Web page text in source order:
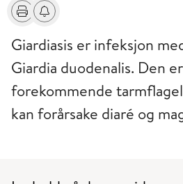
Skriv utFå varsel om endringer
Giardiasis er infeksjon
Giardia duodenalis. Den
forekommende
kan forårsake diaré og